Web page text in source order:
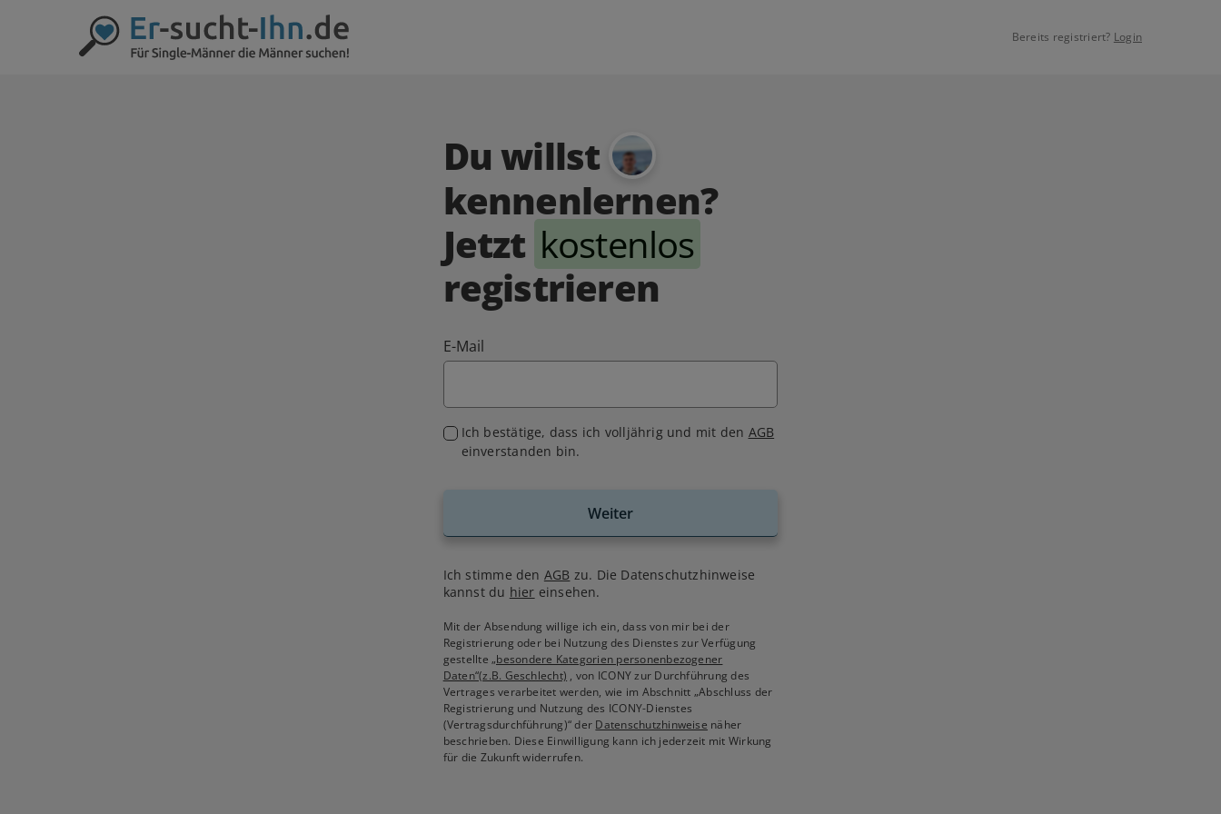
Bereits registriert? Login
Du willst
kennenlernen?
Jetzt kostenlos
registrieren
E-Mail
Ich bestätige, dass ich volljährig und mit den AGB
einverstanden bin.
Weiter
Ich stimme den AGB zu. Die Datenschutzhinweise
kannst du hier einsehen.
Mit der Absendung willige ich ein, dass von mir bei der
Registrierung oder bei Nutzung des Dienstes zur Verfügung
gestellte„besondere Kategorien personenbezogener
Daten“(z.B. Geschlecht) , von ICONY zur Durchführung des
Vertrages verarbeitet werden, wie im Abschnitt „Abschluss der
Registrierung und Nutzung des ICONY-Dienstes
(Vertragsdurchführung)“ der Datenschutzhinweise näher
beschrieben. Diese Einwilligung kann ich jederzeit mit Wirkung
für die Zukunft widerrufen.